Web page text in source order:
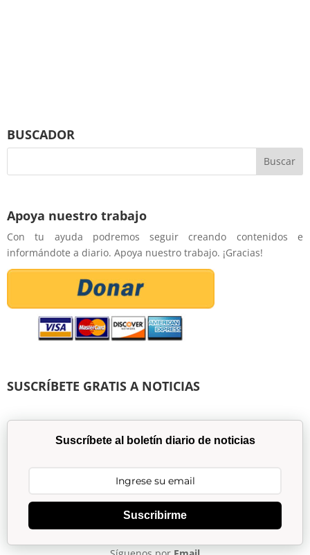
BUSCADOR
Apoya nuestro trabajo
Con tu ayuda podremos seguir creando contenidos e
informándote a diario. Apoya nuestro trabajo. ¡Gracias!
SUSCRÍBETE GRATIS A NOTICIAS
Suscríbete al boletín diario de noticias
Suscribirme